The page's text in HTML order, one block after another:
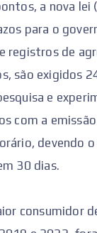
a nova lei
para o
registros de
são exigidos
e
com a
devendo
30 dias.
consumidor